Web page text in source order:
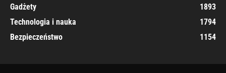
Gadżety
1893
Technologia i nauka
1794
Bezpieczeństwo
1154